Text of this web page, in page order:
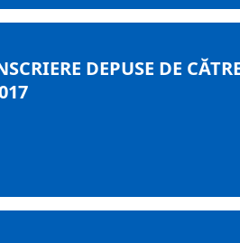
DEPUSE DE